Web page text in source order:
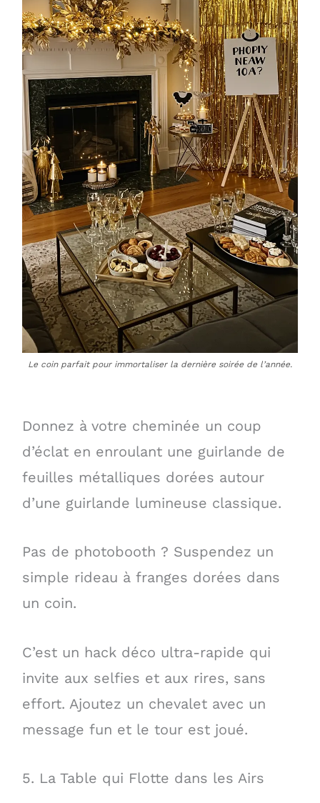
Le coin parfait pour immortaliser la dernière soirée de l’année.
Donnez à votre cheminée un coup
d’éclat en enroulant une guirlande de
feuilles métalliques dorées autour
d’une guirlande lumineuse classique.
Pas de photobooth ? Suspendez un
simple rideau à franges dorées dans
un coin.
C’est un hack déco ultra-rapide qui
invite aux selfies et aux rires, sans
effort. Ajoutez un chevalet avec un
message fun et le tour est joué.
5. La Table qui Flotte dans les Airs